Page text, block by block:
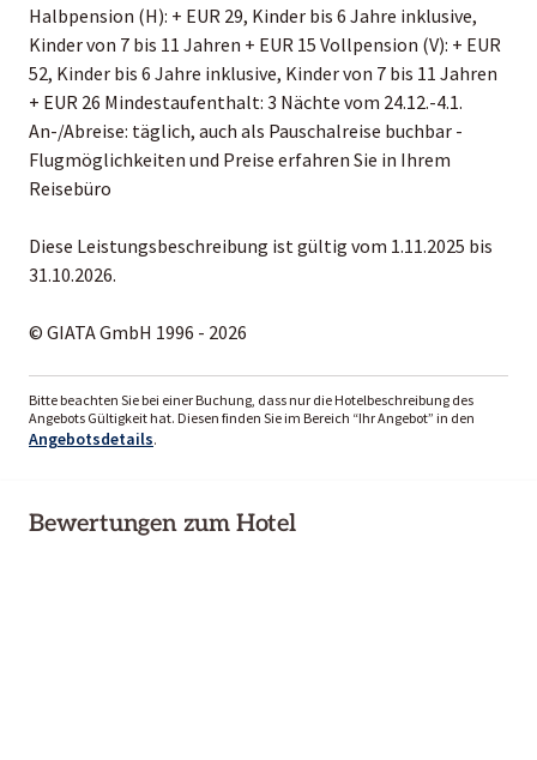
Halbpension (H): + EUR 29, Kinder bis 6 Jahre inklusive,
Kinder von 7 bis 11 Jahren + EUR 15 Vollpension (V): + EUR
52, Kinder bis 6 Jahre inklusive, Kinder von 7 bis 11 Jahren
+ EUR 26 Mindestaufenthalt: 3 Nächte vom 24.12.-4.1.
An-/Abreise: täglich, auch als Pauschalreise buchbar -
Flugmöglichkeiten und Preise erfahren Sie in Ihrem
Reisebüro
Diese Leistungsbeschreibung ist gültig vom 1.11.2025 bis
31.10.2026.
© GIATA GmbH 1996 - 2026
Bitte beachten Sie bei einer Buchung, dass nur die Hotelbeschreibung des
Angebots Gültigkeit hat. Diesen finden Sie im Bereich “Ihr Angebot” in den
Angebotsdetails.
Bewertungen zum Hotel